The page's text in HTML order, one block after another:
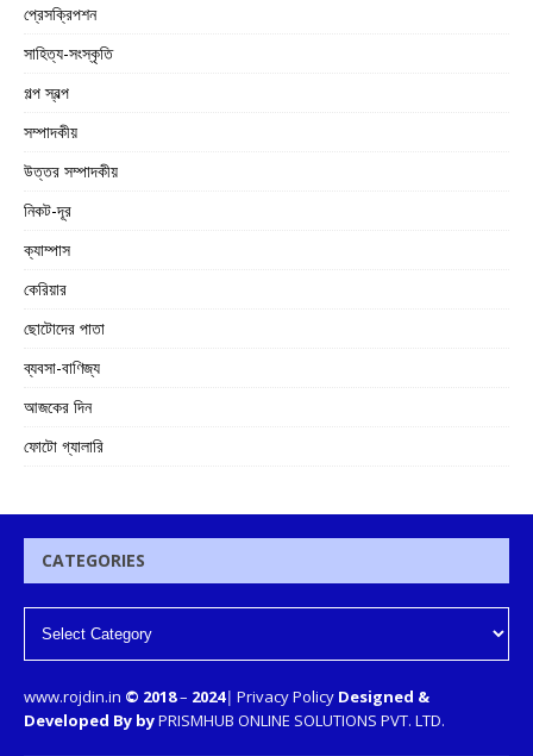
প্রেসক্রিপশন
সাহিত্য-সংস্কৃতি
গল্প স্বল্প
সম্পাদকীয়
উত্তর সম্পাদকীয়
নিকট-দূর
ক্যাম্পাস
কেরিয়ার
ছোটোদের পাতা
ব্যবসা-বাণিজ্য
আজকের দিন
ফোটো গ্যালারি
CATEGORIES
www.rojdin.in © 2018– 2024| Privacy Policy Designed &
Developed By byPRISMHUB ONLINE SOLUTIONS PVT. LTD.